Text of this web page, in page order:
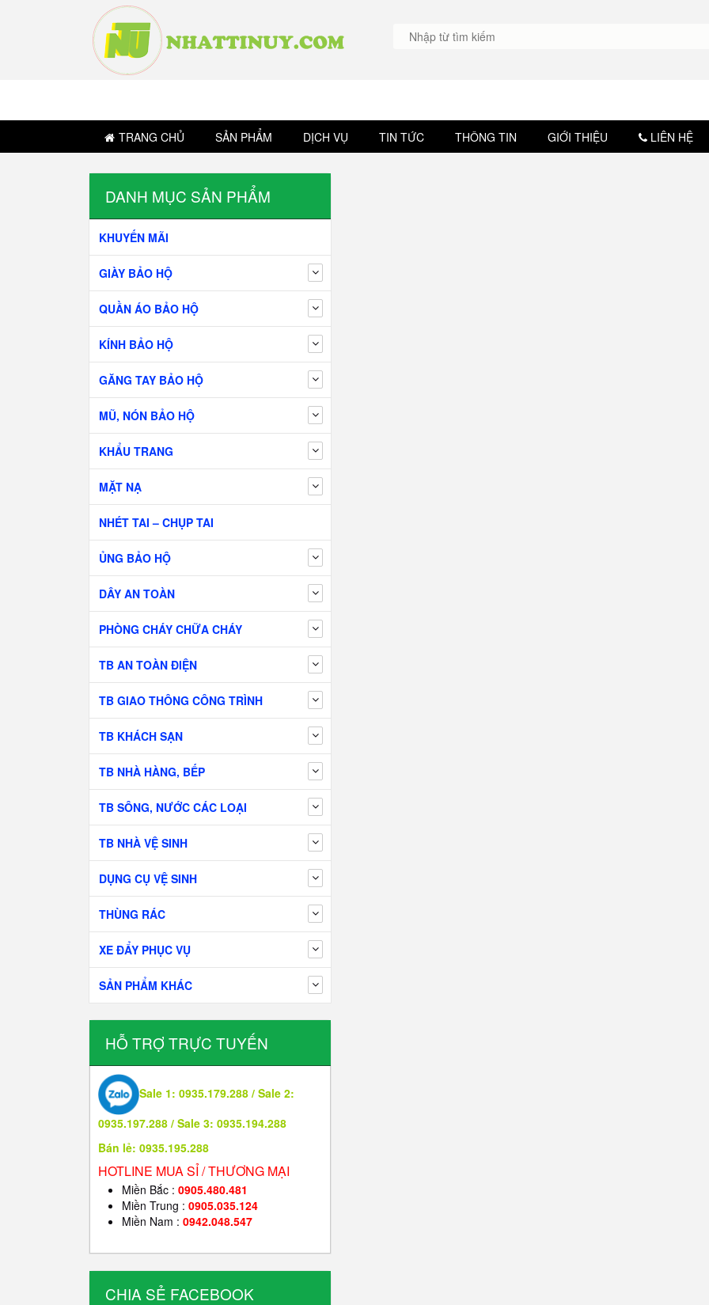
TRANG CHỦ SẢN PHẨM DỊCH VỤ TIN TỨC THÔNG TIN GIỚI THIỆU LIÊN HỆ
DANH MỤC SẢN PHẨM
KHUYẾN MÃI
GIÀY BẢO HỘ
QUẦN ÁO BẢO HỘ
KÍNH BẢO HỘ
GĂNG TAY BẢO HỘ
MŨ, NÓN BẢO HỘ
KHẨU TRANG
MẶT NẠ
NHÉT TAI – CHỤP TAI
ỦNG BẢO HỘ
DÂY AN TOÀN
PHÒNG CHÁY CHỮA CHÁY
TB AN TOÀN ĐIỆN
TB GIAO THÔNG CÔNG TRÌNH
TB KHÁCH SẠN
TB NHÀ HÀNG, BẾP
TB SÔNG, NƯỚC CÁC LOẠI
TB NHÀ VỆ SINH
DỤNG CỤ VỆ SINH
THÙNG RÁC
XE ĐẨY PHỤC VỤ
SẢN PHẨM KHÁC
HỖ TRỢ TRỰC TUYẾN
Sale 1: 0935.179.288 / Sale 2:
0935.197.288 / Sale 3: 0935.194.288
Bán lẻ: 0935.195.288
HOTLINE MUA SỈ / THƯƠNG MẠI
Miền Bắc : 0905.480.481
Miền Trung : 0905.035.124
Miền Nam : 0942.048.547
CHIA SẺ FACEBOOK